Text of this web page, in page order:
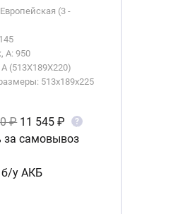
(3 -
А: 950
(513X189X220)
513x189x225
₽ 11 545 ₽ ?
за самовывоз
б/у АКБ